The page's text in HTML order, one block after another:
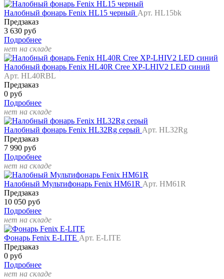
Налобный фонарь Fenix HL15 черный Арт. HL15bk
Предзаказ
3 630 руб
Подробнее
нет на складе
Налобный фонарь Fenix HL40R Cree XP-LHIV2 LED синий
Арт. HL40RBL
Предзаказ
0 руб
Подробнее
нет на складе
Налобный фонарь Fenix HL32Rg серый Арт. HL32Rg
Предзаказ
7 990 руб
Подробнее
нет на складе
Налобный Мультифонарь Fenix HM61R Арт. HM61R
Предзаказ
10 050 руб
Подробнее
нет на складе
Фонарь Fenix E-LITE Арт. E-LITE
Предзаказ
0 руб
Подробнее
нет на складе